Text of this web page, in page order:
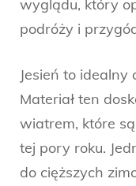
wyglądu, który
podróży i
Jesień to idealny
Materiał ten
wiatrem, które
tej pory roku.
do cięższych